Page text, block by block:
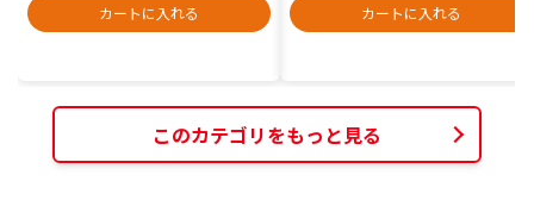
カートに入れる
カートに入れる
このカテゴリをもっと見る